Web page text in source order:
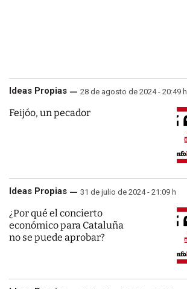
Ideas Propias 28 de agosto de 2024 - 20:49 h
Feijóo, un pecador
Ideas Propias 31 de julio de 2024 - 21:09 h
¿Por qué el concierto
económico para Cataluña
no se puede aprobar?